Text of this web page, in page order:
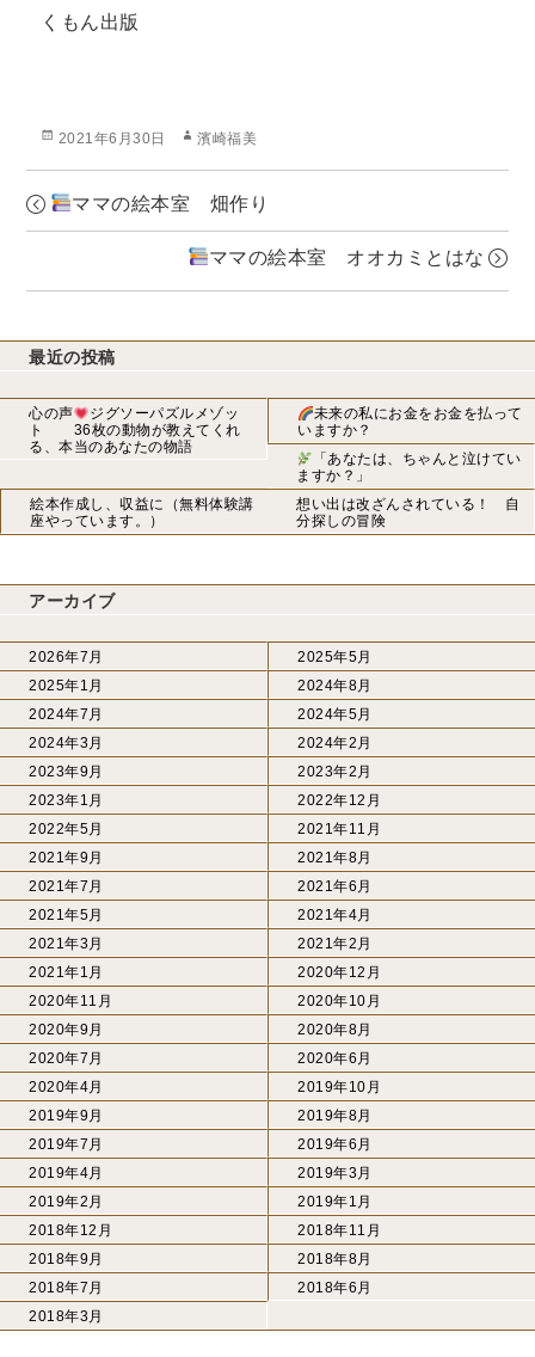
くもん出版
投
2021年6月30日
作
濱崎福美
ママの絵本室 畑作り
ママの絵本室 オオカミとはな
最近の投稿
心の声
ジグソーパズルメゾッ
ト 36枚の動物が教えてくれ
る、本当のあなたの物語
未来の私にお金をお金を払って
いますか？
「あなたは、ちゃんと泣けてい
ますか？」
絵本作成し、収益に（無料体験講
座やっています。）
想い出は改ざんされている！ 自
分探しの冒険
アーカイブ
2026年7月
2025年5月
2025年1月
2024年8月
2024年7月
2024年5月
2024年3月
2024年2月
2023年9月
2023年2月
2023年1月
2022年12月
2022年5月
2021年11月
2021年9月
2021年8月
2021年7月
2021年6月
2021年5月
2021年4月
2021年3月
2021年2月
2021年1月
2020年12月
2020年11月
2020年10月
2020年9月
2020年8月
2020年7月
2020年6月
2020年4月
2019年10月
2019年9月
2019年8月
2019年7月
2019年6月
2019年4月
2019年3月
2019年2月
2019年1月
2018年12月
2018年11月
2018年9月
2018年8月
2018年7月
2018年6月
2018年3月